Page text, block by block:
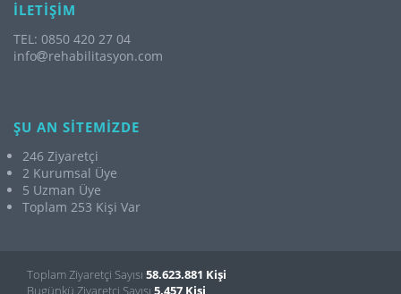
İLETİŞİM
TEL: 0850 420 27 04
info
rehabilitasyon.com
ŞU AN SİTEMİZDE
246 Ziyaretçi
2 Kurumsal Üye
5 Uzman Üye
Toplam 253 Kişi Var
Toplam Ziyaretçi Sayısı 58.623.881 Kişi
Bugünkü Ziyaretçi Sayısı 5.457 Kişi